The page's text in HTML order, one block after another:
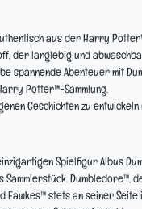
aus der Harry
der langlebig und
spannende Abenteuer mit
Potter™-Sammlung.
Geschichten zu entwickeln
Spielfigur Albus
Sammlerstück.
Fawkes™ stets an seiner